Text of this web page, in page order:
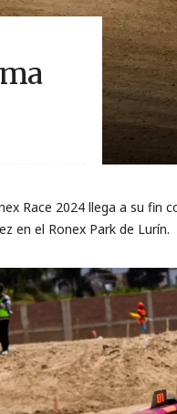
Race 2024 llega a su fin
en el RonexPark de Lurín.